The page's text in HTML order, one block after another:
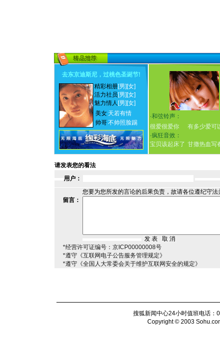
去东京迪斯尼，过桃色圣诞节!
精彩相册[男] [女]
活力社员 [男] [女]
魅力情人 [男] [女]
美女 天若有情
帅哥不帅照脸踢
·和弦铃声：
很爱很爱你
有多少爱可
·疯狂音效：
宝贝该起床了 甘撒热血写
请发表您的看法
用户：
您要为您所发的言论的后果负责，故请各位遵纪守
留言：
*经营许可证编号：京ICP00000008号
*遵守《互联网电子公告服务管理规定》
*遵守《全国人大常委会关于维护互联网安全的规定》
搜狐新闻中心24小时值班电话
Copyright © 2003